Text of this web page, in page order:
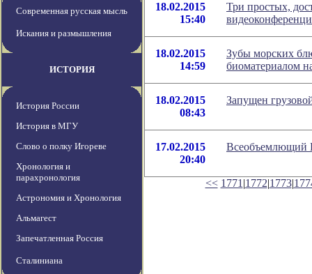
Современная русская мысль
Искания и размышления
ИСТОРИЯ
История России
История в МГУ
Слово о полку Игореве
Хронология и
парахронология
Астрономия и Хронология
Альмагест
Запечатленная Россия
Сталиниана
18.02.2015
15:40
Три простых,
18.02.2015
14:59
Зубы морских
биоматериалом
18.02.2015
08:43
Запущен
17.02.2015
20:40
Всеобъемлющий
<< 1771 |1772|1773|